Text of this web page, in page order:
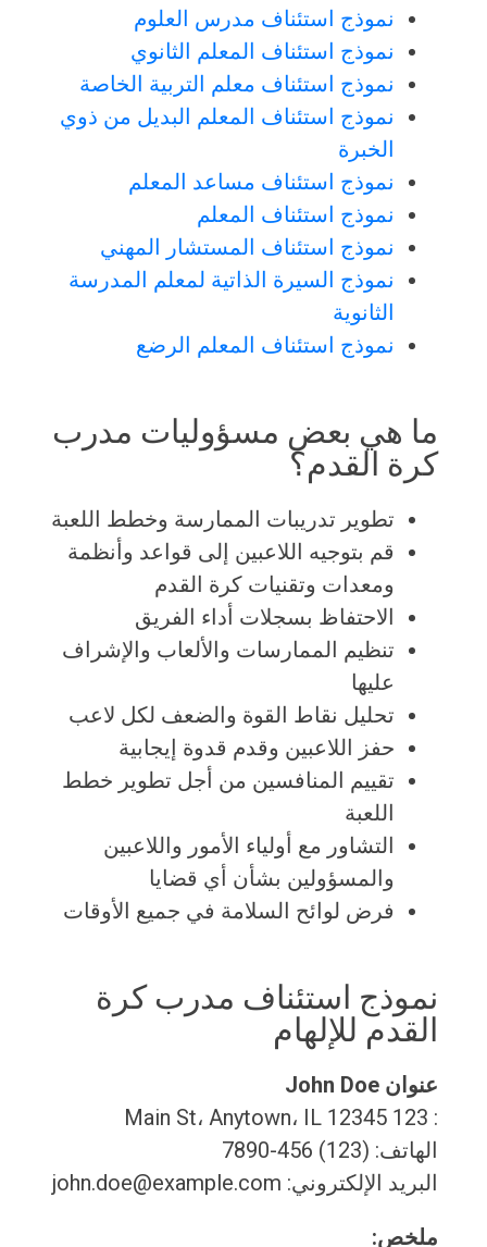
نموذج استئناف مدرس العلوم
نموذج استئناف المعلم الثانوي
نموذج استئناف معلم التربية الخاصة
نموذج استئناف المعلم البديل من ذوي
الخبرة
نموذج استئناف مساعد المعلم
نموذج استئناف المعلم
نموذج استئناف المستشار المهني
نموذج السيرة الذاتية لمعلم المدرسة
الثانوية
نموذج استئناف المعلم الرضع
ما هي بعض مسؤوليات مدرب
كرة القدم؟
تطوير تدريبات الممارسة وخطط اللعبة
قم بتوجيه اللاعبين إلى قواعد وأنظمة
ومعدات وتقنيات كرة القدم
الاحتفاظ بسجلات أداء الفريق
تنظيم الممارسات والألعاب والإشراف
عليها
تحليل نقاط القوة والضعف لكل لاعب
حفز اللاعبين وقدم قدوة إيجابية
تقييم المنافسين من أجل تطوير خطط
اللعبة
التشاور مع أولياء الأمور واللاعبين
والمسؤولين بشأن أي قضايا
فرض لوائح السلامة في جميع الأوقات
نموذج استئناف مدرب كرة
القدم للإلهام
عنوان John Doe
: 123 Main St، Anytown، IL 12345
الهاتف: (123) 456-7890
البريد الإلكتروني: john.doe@example.com
ملخص: